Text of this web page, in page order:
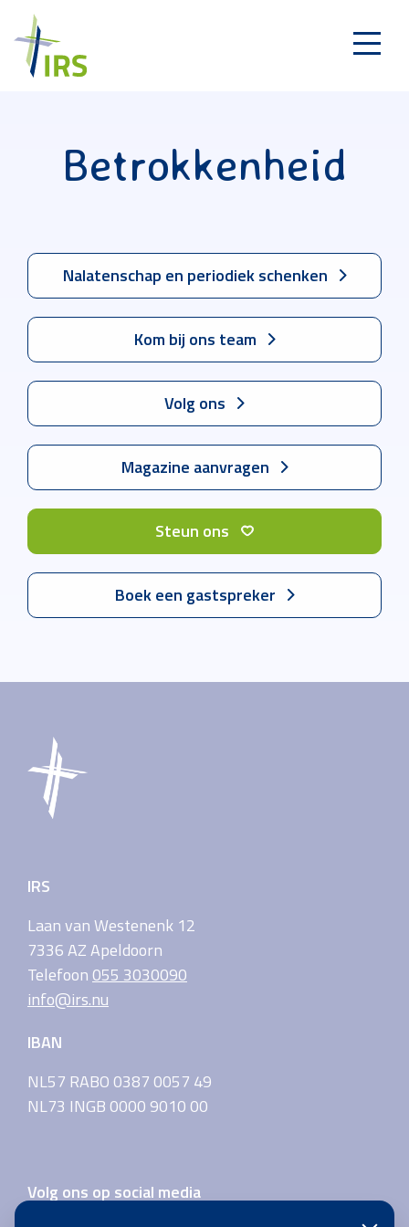
Betrokkenheid
Nalatenschap en periodiek schenken
Kom bij ons team
Volg ons
Magazine aanvragen
Steun ons
Boek een gastspreker
IRS
Laan van Westenenk 12
7336 AZ Apeldoorn
Telefoon 055 3030090
info@irs.nu
IBAN
NL57 RABO 0387 0057 49
NL73 INGB 0000 9010 00
Volg ons op social media